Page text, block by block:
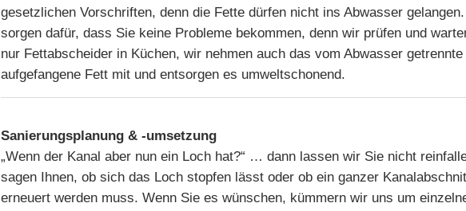
gesetzlichen Vorschriften, denn die Fette dürfen nicht ins Abwasser
sorgen dafür, dass Sie keine Probleme bekommen, denn wir prüfen und
nur Fettabscheider in Küchen, wir nehmen auch das vom Abwasser getrennte
aufgefangene Fett mit und entsorgen es umweltschonend.
Sanierungsplanung & -umsetzung
„Wenn der Kanal aber nun ein Loch hat?“ … dann lassen wir Sie nicht
sagen Ihnen, ob sich das Loch stopfen lässt oder ob ein ganzer
erneuert werden muss. Wenn Sie es wünschen, kümmern wir uns um